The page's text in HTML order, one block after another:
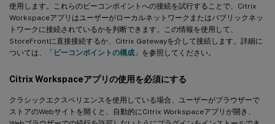
使用します。これらのビーコンポイントへの接続を試行することで、Citrix
Workspaceアプリはユーザーがローカルネットワークまたはパブリックネッ
トワークに接続されているかを判断できます。この情報を使用して、
StoreFrontに直接接続するか、Citrix Gatewayを介して接続します。詳細に
ついては、「 ビーコンポイントの構成 」を参照してください。
Citrix Workspaceアプリの使用を必須にする
クラシックエクスペリエンスを使用している場合、ユーザーがブラウザーで
ストアのWebサイトを開くと、自動的にCitrix Workspaceアプリが開き、